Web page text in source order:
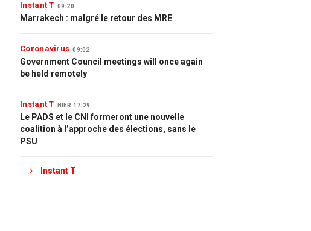
Instant T 09:20
Marrakech : malgré le retour des MRE
Coronavirus 09:02
Government Council meetings will once again
be held remotely
Instant T HIER 17:29
Le PADS et le CNI formeront une nouvelle
coalition à l’approche des élections, sans le
PSU
Instant T